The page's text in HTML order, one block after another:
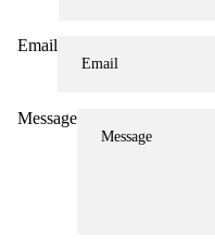
Email
Message